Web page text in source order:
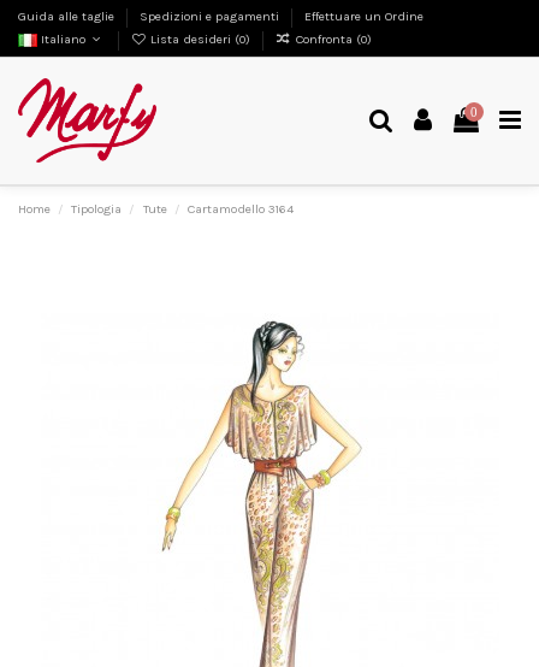
Guida alle taglie Spedizioni e pagamenti
Effettuare un Ordine
Italiano
Lista desideri (0) Confronta (0)
0
Home Tipologia Tute Cartamodello 3164